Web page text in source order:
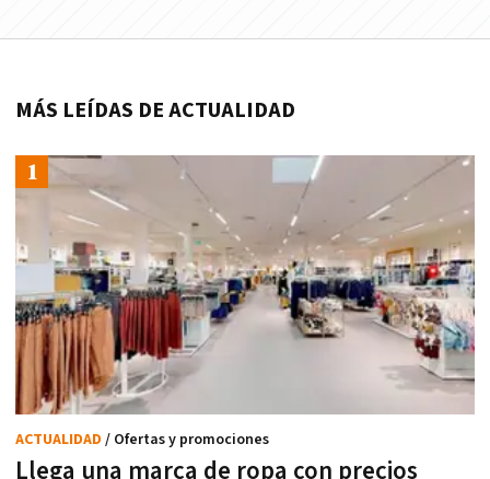
MÁS LEÍDAS DE ACTUALIDAD
Llega una marca de ropa con precios
ACTUALIDAD / Ofertas y promociones